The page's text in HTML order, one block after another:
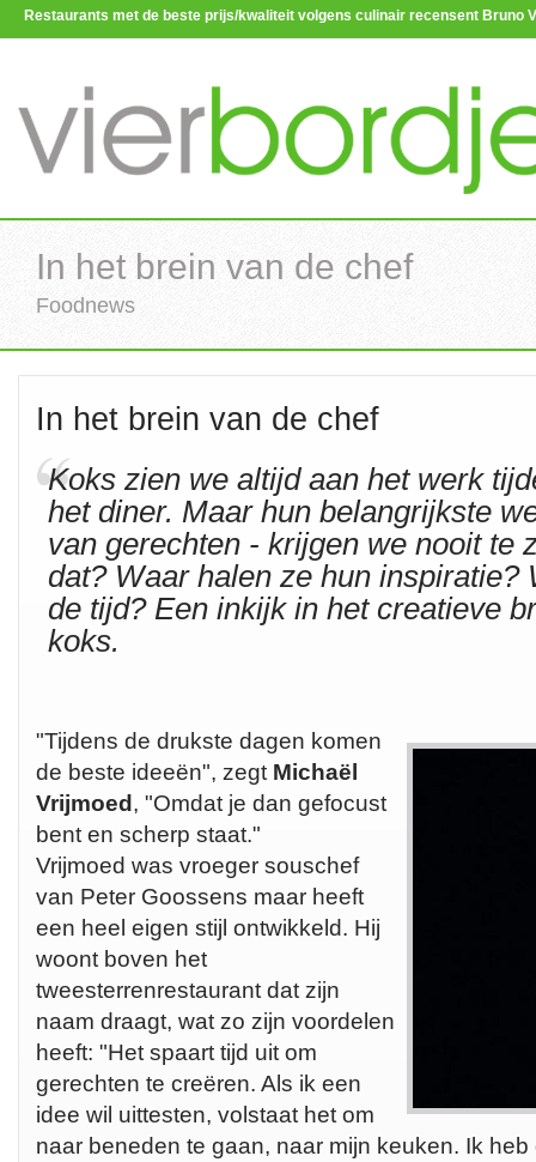
Restaurants met de beste prijs/kwaliteit volgens culinair recensent Bruno
In het brein van de chef
Foodnews
In het brein van de chef
Koks zien we altijd aan het werk
het diner. Maar hun belangrijkste
van gerechten - krijgen we nooit te
dat? Waar halen ze hun inspiratie?
de tijd? Een inkijk in het creatieve
koks.
"Tijdens de drukste dagen komen
de beste ideeën", zegt Michaël
Vrijmoed, "Omdat je dan gefocust
bent en scherp staat."
Vrijmoed was vroeger souschef
van Peter Goossens maar heeft
een heel eigen stijl ontwikkeld. Hij
woont boven het
tweesterrenrestaurant dat zijn
naam draagt, wat zo zijn voordelen
heeft: "Het spaart tijd uit om
gerechten te creëren. Als ik een
idee wil uittesten, volstaat het om
naar beneden te gaan, naar mijn keuken. Ik